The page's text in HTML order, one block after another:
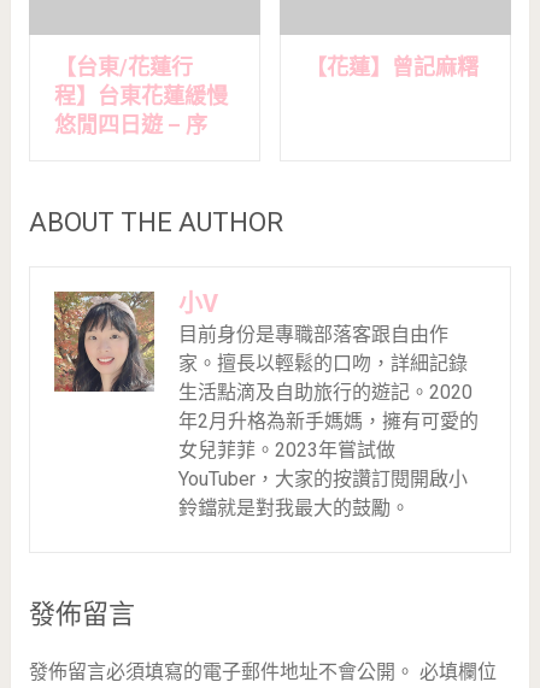
【台東/花蓮行
程】台東花蓮緩慢
悠閒四日遊 – 序
【花蓮】曾記麻糬
ABOUT THE AUTHOR
小V
目前身份是專職部落客跟自由作
家。擅長以輕鬆的口吻，詳細記錄
生活點滴及自助旅行的遊記。2020
年2月升格為新手媽媽，擁有可愛的
女兒菲菲。2023年嘗試做
YouTuber，大家的按讚訂閱開啟小
鈴鐺就是對我最大的鼓勵。
發佈留言
發佈留言必須填寫的電子郵件地址不會公開。 必填欄位